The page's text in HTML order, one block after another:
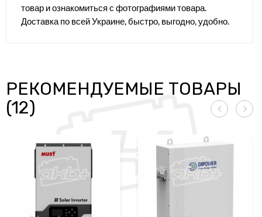
товар и ознакомиться с фотографиями товара.
Доставка по всей Украине, быстро, выгодно, удобно.
РЕКОМЕНДУЕМЫЕ ТОВАРЫ
(12)